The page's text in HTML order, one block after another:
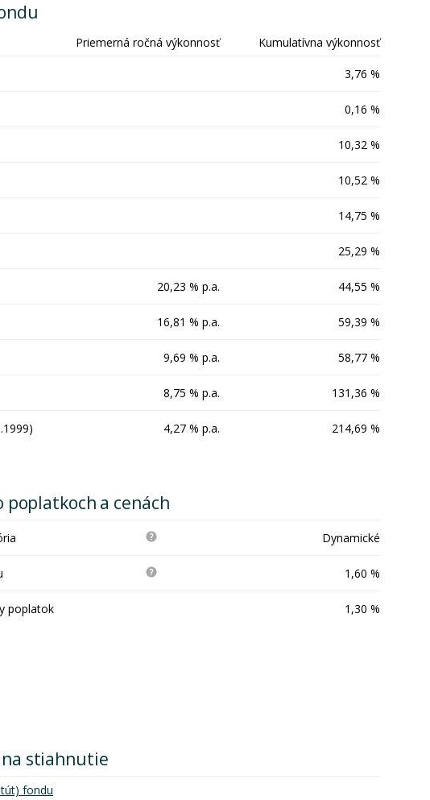
Priemerná ročná výkonnosť Kumulatívna výkonnosť
3,76 %
0,16 %
10,32 %
10,52 %
14,75 %
25,29 %
20,23 % p.a. 44,55 %
16,81 % p.a. 59,39 %
9,69 % p.a. 58,77 %
8,75 % p.a. 131,36 %
4,27 % p.a. 214,69 %
poplatkoch a cenách
Dynamické
1,60 %
poplatok 1,30 %
stiahnutie
fondu